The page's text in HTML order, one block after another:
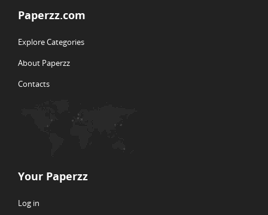
Paperzz.com
Explore Categories
About Paperzz
Contacts
Your Paperzz
Log in